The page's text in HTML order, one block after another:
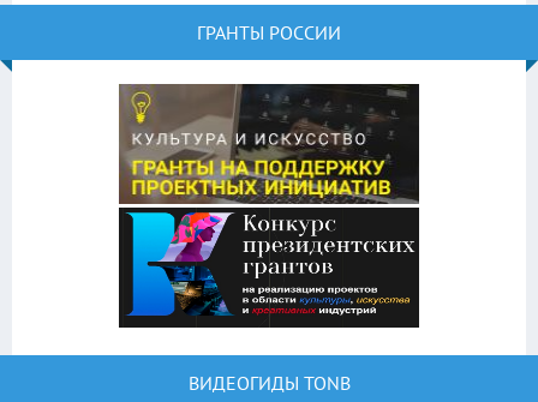
ГРАНТЫ РОССИИ
ВИДЕОГИДЫ TONB